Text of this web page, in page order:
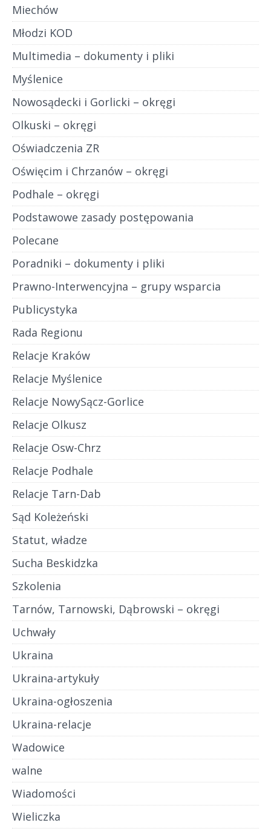
Miechów
Młodzi KOD
Multimedia – dokumenty i pliki
Myślenice
Nowosądecki i Gorlicki – okręgi
Olkuski – okręgi
Oświadczenia ZR
Oświęcim i Chrzanów – okręgi
Podhale – okręgi
Podstawowe zasady postępowania
Polecane
Poradniki – dokumenty i pliki
Prawno-Interwencyjna – grupy wsparcia
Publicystyka
Rada Regionu
Relacje Kraków
Relacje Myślenice
Relacje NowySącz-Gorlice
Relacje Olkusz
Relacje Osw-Chrz
Relacje Podhale
Relacje Tarn-Dab
Sąd Koleżeński
Statut, władze
Sucha Beskidzka
Szkolenia
Tarnów, Tarnowski, Dąbrowski – okręgi
Uchwały
Ukraina
Ukraina-artykuły
Ukraina-ogłoszenia
Ukraina-relacje
Wadowice
walne
Wiadomości
Wieliczka